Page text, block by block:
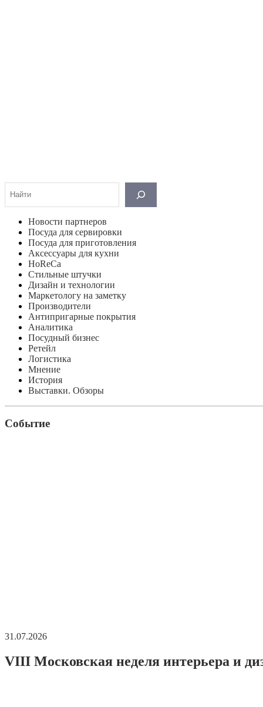
Новости партнеров
Посуда для сервировки
Посуда для приготовления
Аксессуары для кухни
HoReCa
Стильные штучки
Дизайн и технологии
Маркетологу на заметку
Производители
Антипригарные покрытия
Аналитика
Посудный бизнес
Ретейл
Логистика
Мнение
История
Выставки. Обзоры
Событие
31.07.2026
VIII Московская неделя интерьера и